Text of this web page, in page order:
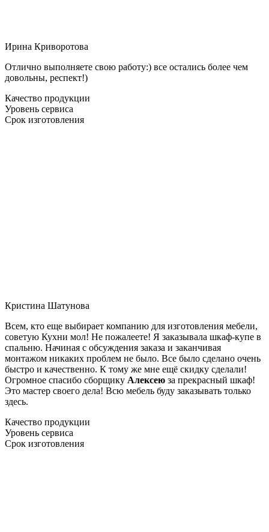
Ирина Криворотова
Отлично выполняете свою работу:) все остались более чем
довольны, респект!)
Качество продукции
Уровень сервиса
Срок изготовления
Кристина Шатунова
Всем, кто еще выбирает компанию для изготовления мебели,
советую Кухни мол! Не пожалеете! Я заказывала шкаф-купе в
спальню. Начиная с обсуждения заказа и заканчивая
монтажом никаких проблем не было. Все было сделано очень
быстро и качественно. К тому же мне ещё скидку сделали!
Огромное спасибо сборщику Алексею за прекрасный шкаф!
Это мастер своего дела! Всю мебель буду заказывать только
здесь.
Качество продукции
Уровень сервиса
Срок изготовления